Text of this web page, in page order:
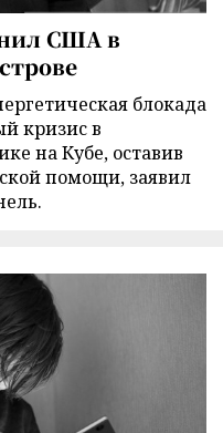
США в
блокада
кризис в
на Кубе, оставив
помощи, заявил